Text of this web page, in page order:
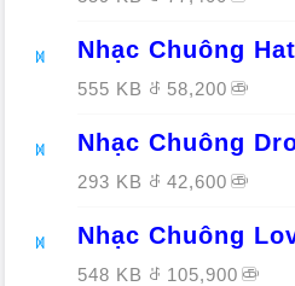
Nhạc Chuông
555 KB 58,200
Nhạc Chuông
293 KB 42,600
Nhạc Chuông
548 KB 105,900